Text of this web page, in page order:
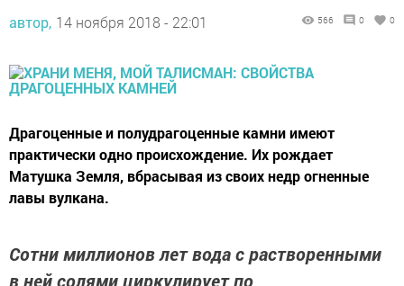
автор, 14 ноября 2018 - 22:01 566 0 0
Драгоценные и полудрагоценные камни имеют
практически одно происхождение. Их рождает
Матушка Земля, вбрасывая из своих недр огненные
лавы вулкана.
Сотни миллионов лет вода с растворенными
в ней солями циркулирует по